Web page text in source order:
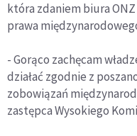
która zdaniem biura
prawa
- Gorąco zachęcam
działać zgodnie z
zobowiązań
zastępca Wysokiego